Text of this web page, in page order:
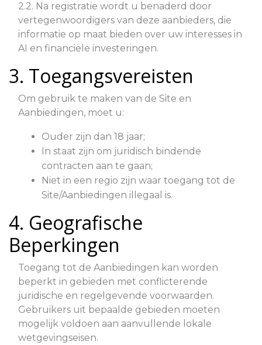
2.2. Na registratie wordt u benaderd door
vertegenwoordigers van deze aanbieders, die
informatie op maat bieden over uw interesses in
AI en financiële investeringen.
3. Toegangsvereisten
Om gebruik te maken van de Site en
Aanbiedingen, moet u:
Ouder zijn dan 18 jaar;
In staat zijn om juridisch bindende
contracten aan te gaan;
Niet in een regio zijn waar toegang tot de
Site/Aanbiedingen illegaal is.
4. Geografische
Beperkingen
Toegang tot de Aanbiedingen kan worden
beperkt in gebieden met conflicterende
juridische en regelgevende voorwaarden.
Gebruikers uit bepaalde gebieden moeten
mogelijk voldoen aan aanvullende lokale
wetgevingseisen.